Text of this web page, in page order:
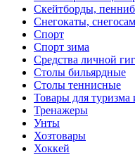
Скейтборды,
Снегокаты,
Спорт
Спорт зима
Средства личной
Столы бильярдные
Столы теннисные
Товары для туризма
Тренажеры
Унты
Хозтовары
Хоккей